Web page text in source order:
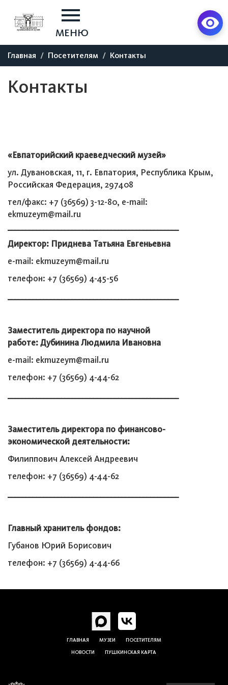
МЕНЮ
Главная Посетителям Контакты
Контакты
«Евпаторийский краеведческий музей»
ул. Дувановская, 11, г. Евпатория, Республика Крым,
Российская Федерация, 297408
тел/факс: +7 (36569) 3-12-80, e-mail:
ekmuzeym@mail.ru
Директор: Приднева Татьяна Евгеньевна
e-mail: ekmuzeym@mail.ru
телефон: +7 (36569) 4-45-56
Заместитель директора по научной
работе: Дубинина Людмила Ивановна
e-mail: ekmuzeym@mail.ru
телефон: +7 (36569) 4-44-62
Заместитель директора по финансово-
экономической деятельности:
Филиппович Алексей Андреевич
телефон: +7 (36569) 4-44-62
Главный хранитель фондов:
Губанов Юрий Борисович
телефон: +7 (36569) 4-44-66
ГЛАВНАЯ МУЗЕИ
ПОСЕТИТЕЛЯМ
НОВОСТИ
ПУШКИНСКАЯ КАРТА